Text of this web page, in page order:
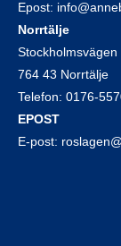
Epost:
Norrtälje
Stockholmsvägen
764 43 Norrtälje
Telefon: 0176-
EPOST
E-post: